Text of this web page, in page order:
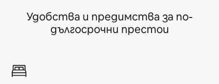
Удобства и предимства за по-
дългосрочни престои